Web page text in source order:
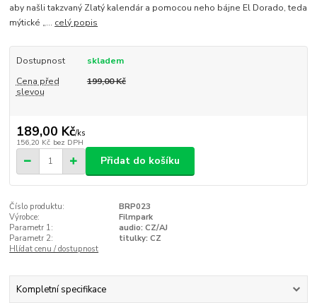
aby našli takzvaný Zlatý kalendár a pomocou neho bájne El Dorado, teda
mýtické „... celý popis
Dostupnost
skladem
Cena před
slevou
199,00 Kč
189,00 Kč/ks
156,20 Kč bez DPH
Přidat do košíku
Číslo produktu:
BRP023
Výrobce:
Filmpark
Parametr 1:
audio: CZ/AJ
Parametr 2:
titulky: CZ
Hlídat cenu / dostupnost
Kompletní specifikace